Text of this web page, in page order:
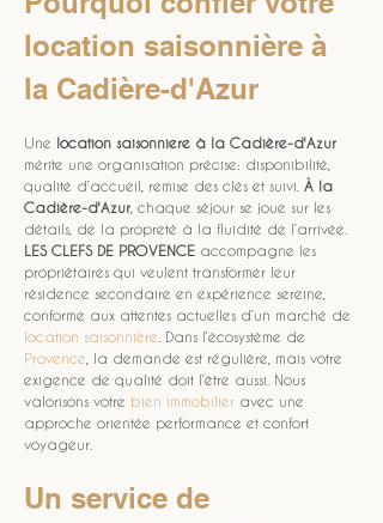
location saisonnière à
la Cadière-d'Azur
Une location saisonniere à la Cadière-d'Azur
mérite une organisation précise: disponibilité,
qualité d’accueil, remise des clés et suivi. À la
Cadière-d'Azur , chaque séjour se joue sur les
détails, de la propreté à la fluidité de l’arrivée.
LES CLEFS DE PROVENCE accompagne les
propriétaires qui veulent transformer leur
résidence secondaire en expérience sereine,
conforme aux attentes actuelles d’un marché de
location saisonnière . Dans l’écosystème de
Provence , la demande est régulière, mais votre
exigence de qualité doit l’être aussi. Nous
valorisons votre bien immobilier avec une
approche orientée performance et confort
voyageur.
Un service de